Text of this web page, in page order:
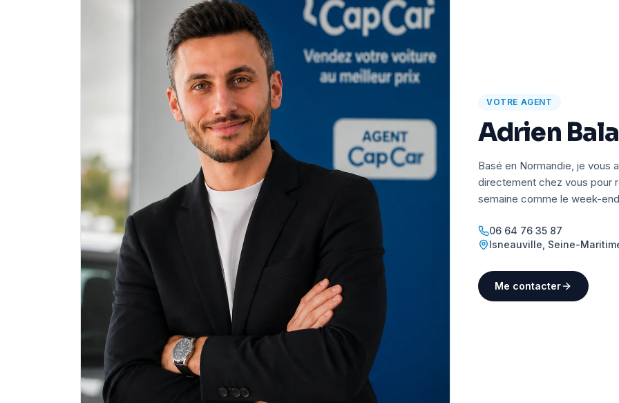
VOTRE AGENT
Adrien
Basé en Normandie, je vous
directement chez vous pour
semaine comme le week-
06 64 76 35 87
Isneauville Seine-
Me contacter